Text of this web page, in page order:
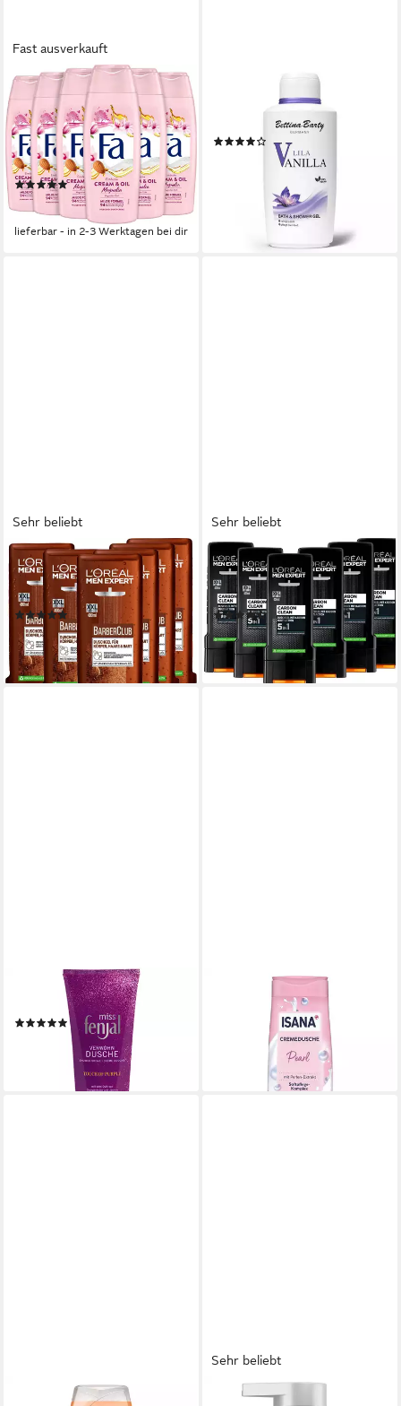
Fast ausverkauft
FA
Duschgel pflegende
Duschcreme Cream & Oil
Magnolia, 6x 250 ml, 6-tlg.,
mit milder, veganer Formel
(1)
20,22 €
(1,35 €/ 100 ml)
lieferbar - in 2-3 Werktagen bei dir
Duschgel Lila Vanilla Bath &
Shower Gel
(2)
lieferbar - in 4-5 Werktagen bei dir
Sehr beliebt
L'ORÉAL PARIS MEN EXPERT
Duschgel Barber Club, 6-tlg.,
mit Zedernholzöl
(146)
17,94 €
(7,48 €/ 1 l)
lieferbar - in 1-2 Werktagen bei dir
Sehr beliebt
L'ORÉAL PARIS MEN EXPERT
Duschgel Carbon Clean 5in1
XXL, 6-tlg., mit Carbon
(32)
17,94 €
(7,48 €/ 1 l)
lieferbar - in 1-2 Werktagen bei dir
Duschcreme
(2)
(18,35 €/ 1 l)
lieferbar - in 3-4 Werktagen bei dir
Duschcreme Pearl, 300 ml
(4,97 €/ 1 l)
lieferbar - in 2-3 Werktagen bei dir
DUSCHDAS
Sehr beliebt
L'ORÉAL PARIS